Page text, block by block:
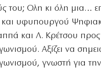
του; Ολη κι όλη μια…
υφυπουργού
και Λ. Κρέτσου
Αξίζει να
γνωστή για